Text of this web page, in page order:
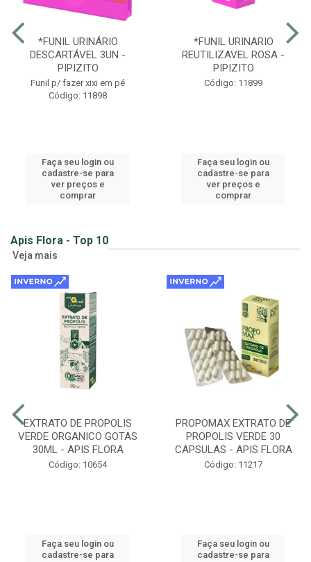
*FUNIL URINÁRIO
DESCARTÁVEL 3UN -
PIPIZITO
Funil p/ fazer xixi em pé
Faça seu login ou
cadastre-se para
ver preços e
*FUNIL URINARIO
REUTILIZAVEL ROSA -
PIPIZITO
Faça seu login ou
cadastre-se para
ver preços e
Apis Flora - Top 10
Veja mais
EXTRATO DE PROPOLIS
VERDE ORGANICO GOTAS
30ML - APIS FLORA
Faça seu login ou
PROPOMAX EXTRATO DE
PROPOLIS VERDE 30
CAPSULAS - APIS FLORA
Faça seu login ou